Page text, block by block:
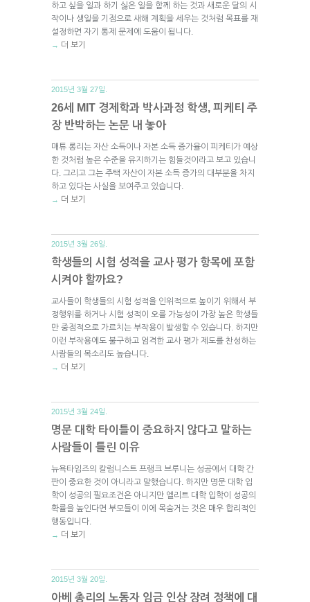
하고 싶을 일과 하기 싫은 일을 함께 하는 것과 새로운 달의 시
작이나 생일을 기점으로 새해 계획을 세우는 것처럼 목표를 재
설정하면 자기 통제 문제에 도움이 됩니다.
→ 더 보기
2015년 3월 27일.
26세 MIT 경제학과 박사과정 학생, 피케티 주
장 반박하는 논문 내 놓아
매튜 롱리는 자산 소득이나 자본 소득 증가율이 피케티가 예상
한 것처럼 높은 수준을 유지하기는 힘들것이라고 보고 있습니
다. 그리고 그는 주택 자산이 자본 소득 증가의 대부분을 차지
하고 있다는 사실을 보여주고 있습니다.
→ 더 보기
2015년 3월 26일.
학생들의 시험 성적을 교사 평가 항목에 포함
시켜야 할까요?
교사들이 학생들의 시험 성적을 인위적으로 높이기 위해서 부
정행위를 하거나 시험 성적이 오를 가능성이 가장 높은 학생들
만 중점적으로 가르치는 부작용이 발생할 수 있습니다. 하지만
이런 부작용에도 불구하고 엄격한 교사 평가 제도를 찬성하는
사람들의 목소리도 높습니다.
→ 더 보기
2015년 3월 24일.
명문 대학 타이틀이 중요하지 않다고 말하는
사람들이 틀린 이유
뉴욕타임즈의 칼럼니스트 프랭크 브루니는 성공에서 대학 간
판이 중요한 것이 아니라고 말했습니다. 하지만 명문 대학 입
학이 성공의 필요조건은 아니지만 엘리트 대학 입학이 성공의
확률을 높인다면 부모들이 이에 목숨거는 것은 매우 합리적인
행동입니다.
→ 더 보기
2015년 3월 20일.
아베 총리의 노동자 임금 인상 장려 정책에 대